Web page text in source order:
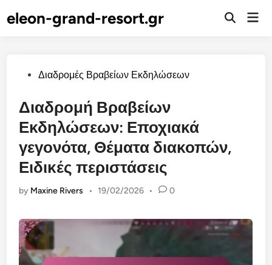
toeleon-grand-resort.gr
Open
PostedΔιαδρομές Βραβείων Εκδηλώσεων
Διαδρομή Βραβείων
Εκδηλώσεων: Εποχιακά
γεγονότα, Θέματα διακοπών,
Ειδικές περιστάσεις
by Maxine Rivers • 19/02/2026 • 0